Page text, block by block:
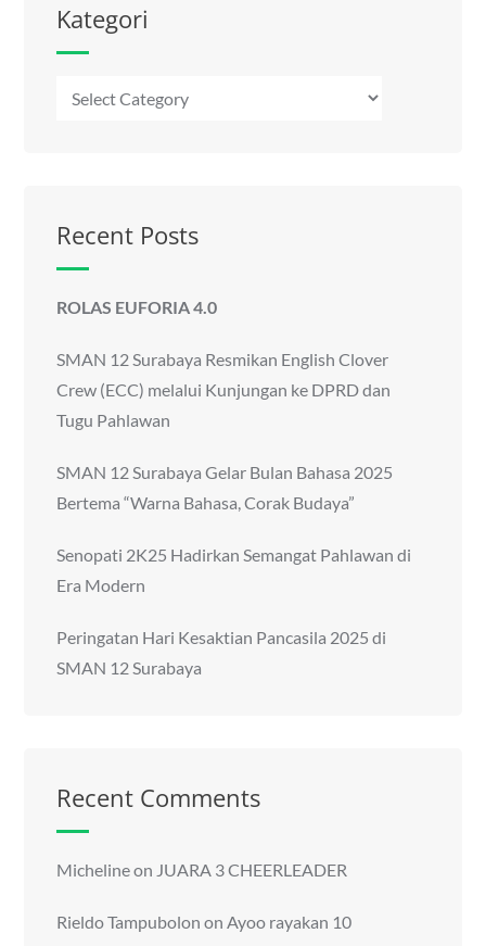
Kategori
Kategori
Recent Posts
ROLAS EUFORIA 4.0
SMAN 12 Surabaya Resmikan English Clover
Crew (ECC) melalui Kunjungan ke DPRD dan
Tugu Pahlawan
SMAN 12 Surabaya Gelar Bulan Bahasa 2025
Bertema “Warna Bahasa, Corak Budaya”
Senopati 2K25 Hadirkan Semangat Pahlawan di
Era Modern
Peringatan Hari Kesaktian Pancasila 2025 di
SMAN 12 Surabaya
Recent Comments
Michelineon JUARA 3 CHEERLEADER
Rieldo Tampubolon on Ayoo rayakan 10